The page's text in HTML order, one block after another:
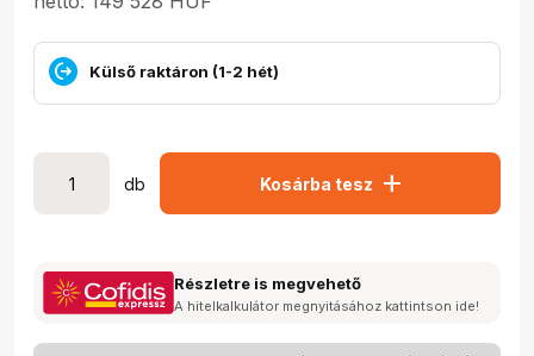
Külső raktáron (1-2 hét)
db Kosárba tesz add
Részletre is megvehető
A hitelkalkulátor megnyitásához kattintson ide!